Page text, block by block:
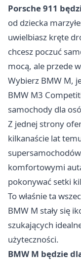
Porsche 911
od dziecka
uwielbiasz kręte
chcesz poczuć
mocą, ale przede
Wybierz BMW M,
BMW M3
samochody dla
Z jednej strony
kilkanaście lat
komfortowymi
pokonywać setki
To właśnie ta
BMW M stały się
szukających
użyteczności.
BMW M będzie